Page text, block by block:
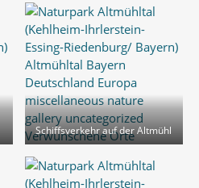
Schiffsverkehr auf der Altmühl